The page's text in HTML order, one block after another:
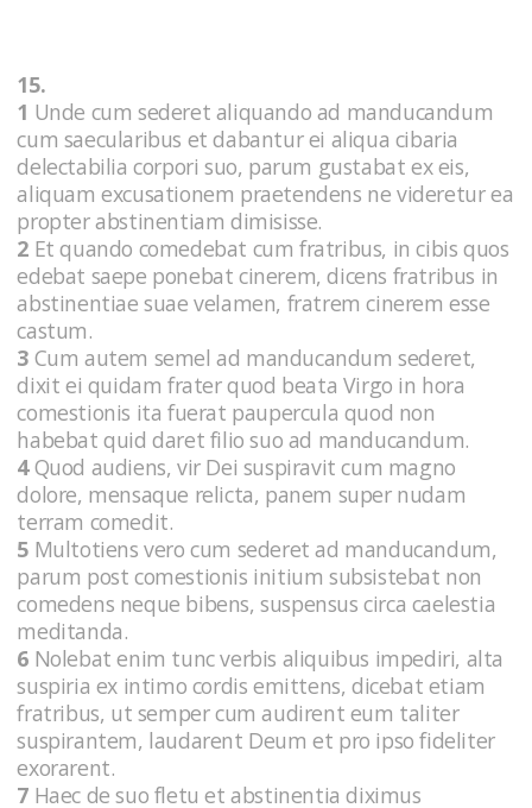
15.
1 Unde cum sederet aliquando ad manducandum
cum saecularibus et dabantur ei aliqua cibaria
delectabilia corpori suo, parum gustabat ex eis,
aliquam excusationem praetendens ne videretur ea
propter abstinentiam dimisisse.
2 Et quando comedebat cum fratribus, in cibis quos
edebat saepe ponebat cinerem, dicens fratribus in
abstinentiae suae velamen, fratrem cinerem esse
castum.
3 Cum autem semel ad manducandum sederet,
dixit ei quidam frater quod beata Virgo in hora
comestionis ita fuerat paupercula quod non
habebat quid daret filio suo ad manducandum.
4Quod audiens, vir Dei suspiravit cum magno
dolore, mensaque relicta, panem super nudam
terram comedit.
5 Multotiens vero cum sederet ad manducandum,
parum post comestionis initium subsistebat non
comedens neque bibens, suspensus circa caelestia
meditanda.
6 Nolebat enim tunc verbis aliquibus impediri, alta
suspiria ex intimo cordis emittens, dicebat etiam
fratribus, ut semper cum audirent eum taliter
suspirantem, laudarent Deum et pro ipso fideliter
exorarent.
7 Haec de suo fletu et abstinentia diximus